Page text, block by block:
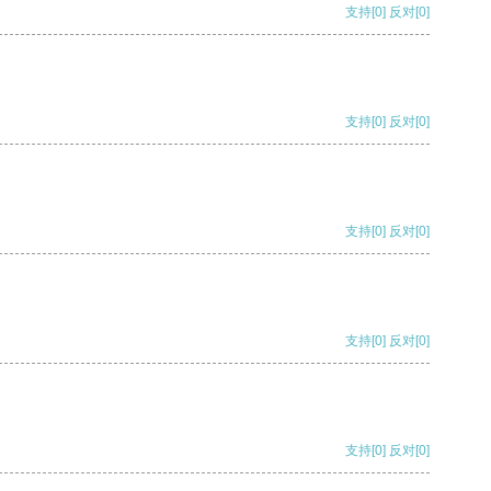
支持[0] 反对[0]
支持[0] 反对[0]
支持[0] 反对[0]
支持[0] 反对[0]
支持[0] 反对[0]